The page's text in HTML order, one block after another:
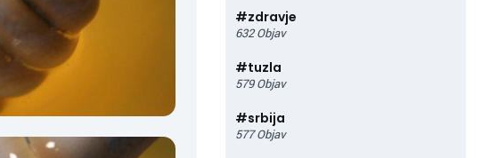
#zdravje
632 Objav
#tuzla
579 Objav
#srbija
577 Objav